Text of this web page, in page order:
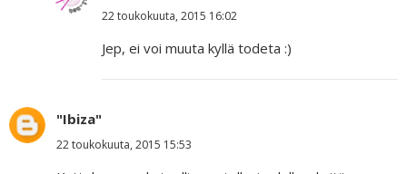
22 toukokuuta, 2015 16:02
Jep, ei voi muuta kyllä todeta :)
"Ibiza"
22 toukokuuta, 2015 15:53